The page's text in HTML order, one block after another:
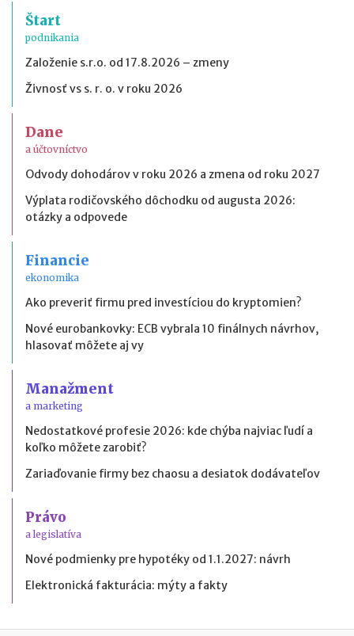
Štart
podnikania
Založenie s.r.o. od 17.8.2026 – zmeny
Živnosť vs s. r. o. v roku 2026
Dane
a účtovníctvo
Odvody dohodárov v roku 2026 a zmena od roku 2027
Výplata rodičovského dôchodku od augusta 2026:
otázky a odpovede
Financie
ekonomika
Ako preveriť firmu pred investíciou do kryptomien?
Nové eurobankovky: ECB vybrala 10 finálnych návrhov,
hlasovať môžete aj vy
Manažment
a marketing
Nedostatkové profesie 2026: kde chýba najviac ľudí a
koľko môžete zarobiť?
Zariaďovanie firmy bez chaosu a desiatok dodávateľov
Právo
a legislatíva
Nové podmienky pre hypotéky od 1.1.2027: návrh
Elektronická fakturácia: mýty a fakty